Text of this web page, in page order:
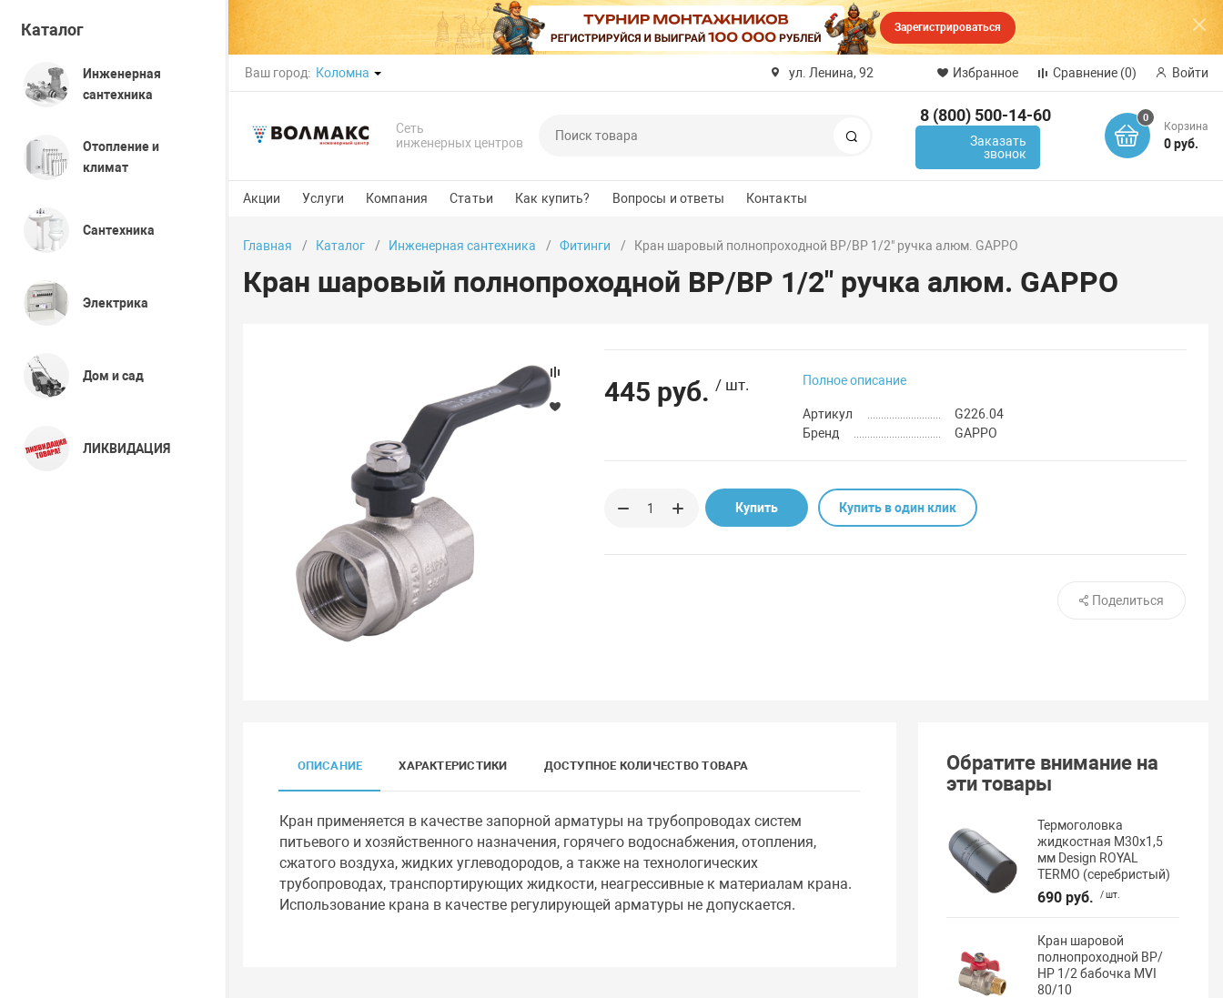
Зарегистрироваться
Ваш город: Коломна ул. Ленина, 92 Избранное Сравнение (0) Войти
Сеть
инженерных центров
8 (800) 500-14-60
Заказать
звонок
0
Корзина
0 руб.
Акции Услуги Компания Статьи Как купить? Вопросы и ответы Контакты
Каталог
Инженерная
сантехника
Отопление и
климат
Сантехника
Электрика
Дом и сад
ЛИКВИДАЦИЯ
Главная Каталог Инженерная сантехника Фитинги Кран шаровый полнопроходной ВР/ВР 1/2" ручка алюм. GAPPO
Кран шаровый полнопроходной ВР/ВР 1/2" ручка алюм. GAPPO
445 руб. / шт. Полное описание
Артикул
G226.04
Бренд
GAPPO
Купить Купить в один клик
Поделиться
ОПИСАНИЕ ХАРАКТЕРИСТИКИ ДОСТУПНОЕ КОЛИЧЕСТВО ТОВАРА
Кран применяется в качестве запорной арматуры на трубопроводах систем
питьевого и хозяйственного назначения, горячего водоснабжения, отопления,
сжатого воздуха, жидких углеводородов, а также на технологических
трубопроводах, транспортирующих жидкости, неагрессивные к материалам крана.
Использование крана в качестве регулирующей арматуры не допускается.
Обратите внимание на
эти товары
Термоголовка
жидкостная М30х1,5
мм Design ROYAL
TERMO (серебристый)
690 руб. / шт.
Кран шаровой
полнопроходной ВР/
НР 1/2 бабочка MVI
80/10